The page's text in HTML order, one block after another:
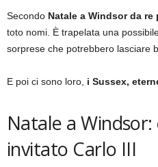
Secondo Natale a Windsor da re
toto nomi. È trapelata una
sorprese che potrebbero lasciare
E poi ci sono loro, i Sussex,
Natale a Windsor:
invitato Carlo III